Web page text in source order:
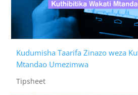
Kudumisha Taarifa Zinazo weza
Mtandao Umezimwa
Tipsheet